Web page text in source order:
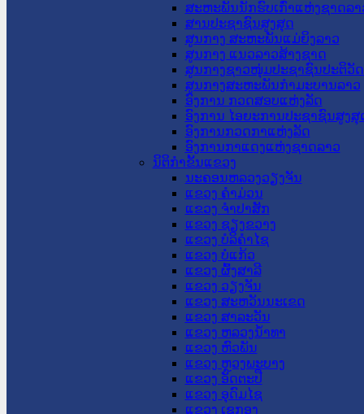
ສະຫະພັນນັກຮົບເກົ່າແຫ່ງຊາດລາ
ສານປະຊາຊົນສູງສຸດ
ສູນກາງ ສະຫະພັນແມ່ຍິງລາວ
ສູນກາງ ແນວລາວສ້າງຊາດ
ສູນກາງຊາວໜຸ່ມປະຊາຊົນປະຕິວັ
ສູນກາງສະຫະພັນກຳມະບານລາວ
ອົງການ ກວດສອບແຫ່ງລັດ
ອົງການ ໄອຍະການປະຊາຊົນສູງສຸ
ອົງການກວດກາແຫ່ງລັດ
ອົງການກາແດງແຫ່ງຊາດລາວ
ນິຕິກໍາຂັ້ນແຂວງ
ນະ​ຄອນ​ຫລວງວຽງຈັນ
ແຂວງ ຄໍາມ່ວນ
ແຂວງ ຈໍາປາສັກ
ແຂວງ ຊຽງຂວາງ
ແຂວງ ບໍລິຄໍາໄຊ
ແຂວງ ບໍ່ແກ້ວ
ແຂວງ ຜົ້ງສາລີ
ແຂວງ ວຽງຈັນ
ແຂວງ ສະຫວັນນະເຂດ
ແຂວງ ສາລະວັນ
ແຂວງ ຫລວງນໍ້າທາ
ແຂວງ ຫົວພັນ
ແຂວງ ຫຼວງພະບາງ
ແຂວງ ອັດຕະປື
ແຂວງ ອຸດົມໄຊ
ແຂວງ ເຊກອງ